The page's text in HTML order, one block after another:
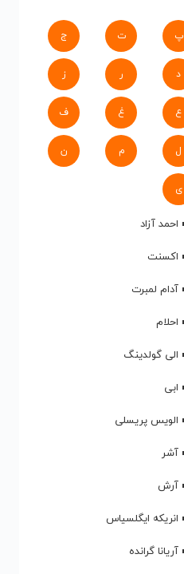
پ ت ج
د ر ز
ع غ ف
ل م ن
ی
احمد آزاد
اکسنت
آدام لمبرت
احلام
الی گولدینگ
ابی
الویس پریسلی
آشر
آرش
انریکه ایگلسیاس
آریانا گرانده